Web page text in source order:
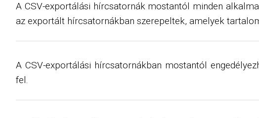
A CSV-exportálási hírcsatornák mostantól minden
az exportált hírcsatornákban szerepeltek, amelyek
A CSV-exportálási hírcsatornákban mostantól
fel.